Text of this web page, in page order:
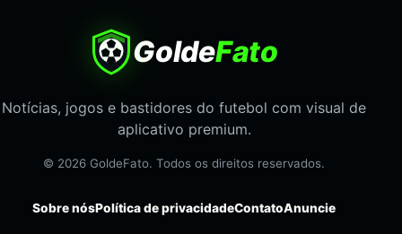
GoldeFato
Notícias, jogos e bastidores do futebol com visual de
aplicativo premium.
© 2026 GoldeFato. Todos os direitos reservados.
Sobre nósPolítica de privacidadeContatoAnuncie